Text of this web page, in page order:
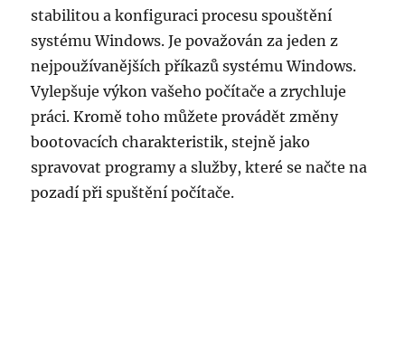
stabilitou a konfiguraci procesu spouštění
systému Windows. Je považován za jeden z
nejpoužívanějších příkazů systému Windows.
Vylepšuje výkon vašeho počítače a zrychluje
práci. Kromě toho můžete provádět změny
bootovacích charakteristik, stejně jako
spravovat programy a služby, které se načte na
pozadí při spuštění počítače.